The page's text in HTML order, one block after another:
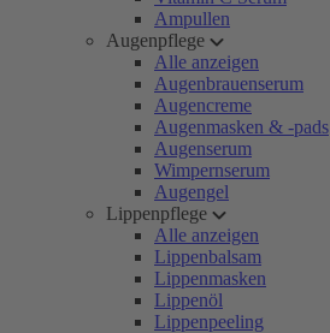
Ampullen
Augenpflege
Alle anzeigen
Augenbrauenserum
Augencreme
Augenmasken & -pads
Augenserum
Wimpernserum
Augengel
Lippenpflege
Alle anzeigen
Lippenbalsam
Lippenmasken
Lippenöl
Lippenpeeling